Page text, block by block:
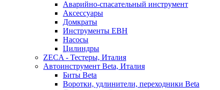
Аварийно-спасательный инструмент
Аксессуары
Домкраты
Инструменты EBH
Насосы
Цилиндры
ZECA - Тестеры, Италия
Автоинструмент Beta, Италия
Биты Beta
Воротки, удлинители, переходники Beta